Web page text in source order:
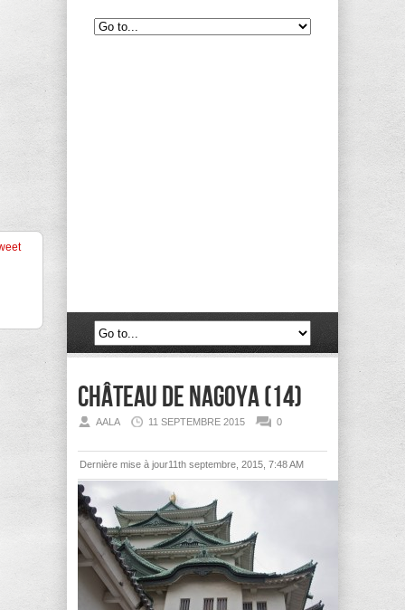
château de Nagoya (14)
AALA 11 SEPTEMBRE 2015 0
Dernière mise à jour11th septembre, 2015, 7:48 AM